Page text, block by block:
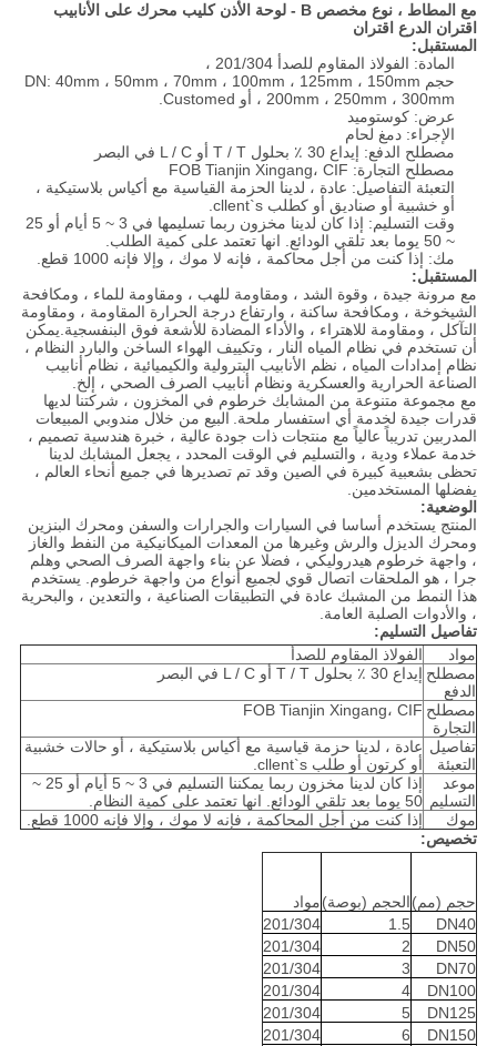
مع المطاط ، نوع مخصص B - لوحة الأذن كليب محرك على الأنابيب
اقتران الدرع اقتران
المستقبل:
المادة: الفولاذ المقاوم للصدأ 201/304 ،
حجم DN: 40mm ، 50mm ، 70mm ، 100mm ، 125mm ، 150mm
، 200mm ، 250mm ، 300mm أو Customed.
عرض: كوستوميد
الإجراء: دمغ لحام
مصطلح الدفع: إيداع 30 ٪ بحلول T / T أو L / C في البصر
مصطلح التجارة: FOB Tianjin Xingang، CIF
التعبئة التفاصيل: عادة ، لدينا الحزمة القياسية مع أكياس بلاستيكية ،
أو خشبية أو صناديق أو كطلب cllent`s.
وقت التسليم: إذا كان لدينا مخزون ربما تسليمها في 3 ~ 5 أيام أو 25
~ 50 يوما بعد تلقي الودائع. انها تعتمد على كمية الطلب.
مك: إذا كنت من أجل محاكمة ، فإنه لا موك ، وإلا فإنه 1000 قطع.
المستقبل:
مع مرونة جيدة ، وقوة الشد ، ومقاومة للهب ، ومقاومة للماء ، ومكافحة
الشيخوخة ، ومكافحة ساكنة ، وارتفاع درجة الحرارة المقاومة ، ومقاومة
التآكل ، ومقاومة للاهتراء ، والأداء المضادة للأشعة فوق البنفسجية.يمكن
أن تستخدم في نظام المياه النار ، وتكييف الهواء الساخن والبارد النظام ،
نظام إمدادات المياه ، نظم الأنابيب البترولية والكيميائية ، نظام أنابيب
الصناعة الحرارية والعسكرية ونظام أنابيب الصرف الصحي ، إلخ.
مع مجموعة متنوعة من المشابك خرطوم في المخزون ، شركتنا لديها
قدرات جيدة لخدمة أي استفسار ملحة. البيع من خلال مندوبي المبيعات
المدربين تدريباً عالياً مع منتجات ذات جودة عالية ، خبرة هندسية تصميم ،
خدمة عملاء ودية ، والتسليم في الوقت المحدد ، يجعل المشابك لدينا
تحظى بشعبية كبيرة في الصين وقد تم تصديرها في جميع أنحاء العالم ،
يفضلها المستخدمين.
الوضعية:
المنتج يستخدم أساسا في السيارات والجرارات والسفن ومحرك البنزين
ومحرك الديزل والرش وغيرها من المعدات الميكانيكية من النفط والغاز
، واجهة خرطوم هيدروليكي ، فضلا عن بناء واجهة الصرف الصحي وهلم
جرا ، هو الملحقات اتصال قوي لجميع أنواع من واجهة خرطوم. يستخدم
هذا النمط من المشبك عادة في التطبيقات الصناعية ، والتعدين ، والبحرية
، والأدوات الصلبة العامة.
تفاصيل التسليم:
مواد
الفولاذ المقاوم للصدأ
مصطلح
الدفع
إيداع 30 ٪ بحلول T / T أو L / C في البصر
مصطلح
التجارة
FOB Tianjin Xingang، CIF
تفاصيل
التعبئة
عادة ، لدينا حزمة قياسية مع أكياس بلاستيكية ، أو حالات خشبية
أو كرتون أو طلب cllent`s.
موعد
التسليم
إذا كان لدينا مخزون ربما يمكننا التسليم في 3 ~ 5 أيام أو 25 ~
50 يوما بعد تلقي الودائع. انها تعتمد على كمية النظام.
موك
إذا كنت من أجل المحاكمة ، فإنه لا موك ، وإلا فإنه 1000 قطع.
تخصيص:
حجم (مم)الحجم (بوصة)مواد
DN40
1.5
201/304
DN50
2
201/304
DN70
3
201/304
DN100
4
201/304
DN125
5
201/304
DN150
6
201/304